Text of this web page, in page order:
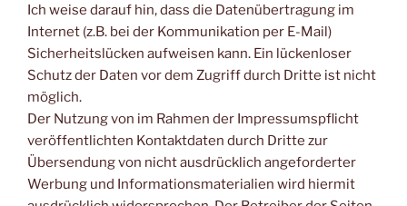
Ich weise darauf hin, dass die Datenübertragung im
Internet (z.B. bei der Kommunikation per E-Mail)
Sicherheitslücken aufweisen kann. Ein lückenloser
Schutz der Daten vor dem Zugriff durch Dritte ist nicht
möglich.
Der Nutzung von im Rahmen der Impressumspflicht
veröffentlichten Kontaktdaten durch Dritte zur
Übersendung von nicht ausdrücklich angeforderter
Werbung und Informationsmaterialien wird hiermit